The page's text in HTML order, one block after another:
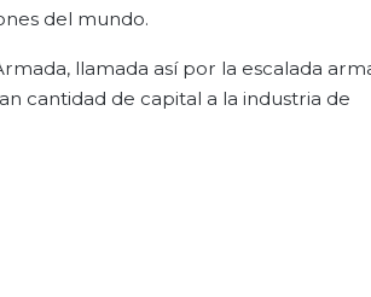
del mundo.
llamada así por la escalada
cantidad de capital a la industria de